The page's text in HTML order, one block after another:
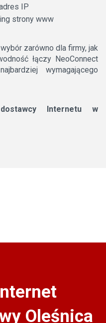
IP
strony www
zarówno dla firmy, jak
łączy NeoConnect
wymagającego
Internetu w
Oleśnica